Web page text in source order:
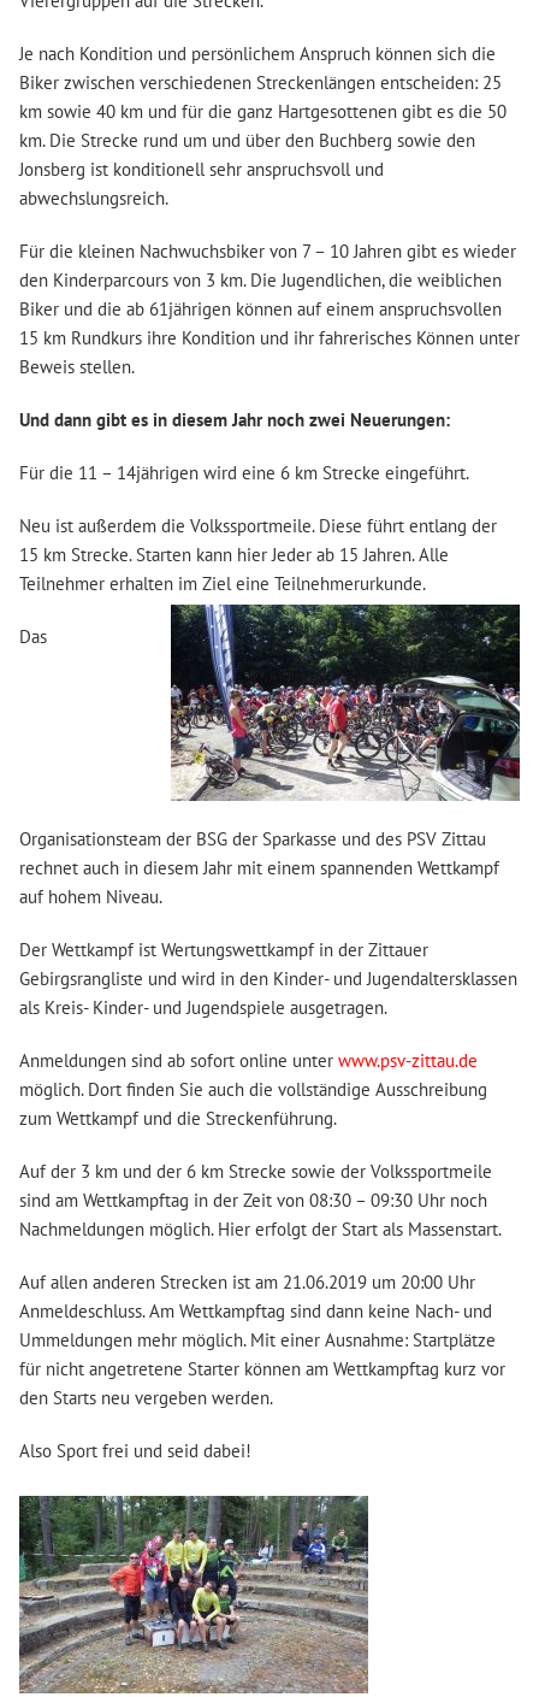
Je nach Kondition und persönlichem Anspruch können sich die
Biker zwischen verschiedenen Streckenlängen entscheiden: 25
km sowie 40 km und für die ganz Hartgesottenen gibt es die 50
km. Die Strecke rund um und über den Buchberg sowie den
Jonsberg ist konditionell sehr anspruchsvoll und
abwechslungsreich.
Für die kleinen Nachwuchsbiker von 7 – 10 Jahren gibt es wieder
den Kinderparcours von 3 km. Die Jugendlichen, die weiblichen
Biker und die ab 61jährigen können auf einem anspruchsvollen
15 km Rundkurs ihre Kondition und ihr fahrerisches Können unter
Beweis stellen.
Und dann gibt es in diesem Jahr noch zwei Neuerungen:
Für die 11 – 14jährigen wird eine 6 km Strecke eingeführt.
Neu ist außerdem die Volkssportmeile. Diese führt entlang der
15 km Strecke. Starten kann hier Jeder ab 15 Jahren. Alle
Teilnehmer erhalten im Ziel eine Teilnehmerurkunde.
Das
Organisationsteam der BSG der Sparkasse und des PSV Zittau
rechnet auch in diesem Jahr mit einem spannenden Wettkampf
auf hohem Niveau.
Der Wettkampf ist Wertungswettkampf in der Zittauer
Gebirgsrangliste und wird in den Kinder- und Jugendaltersklassen
als Kreis- Kinder- und Jugendspiele ausgetragen.
Anmeldungen sind ab sofort online unter www.psv-zittau.de
möglich. Dort finden Sie auch die vollständige Ausschreibung
zum Wettkampf und die Streckenführung.
Auf der 3 km und der 6 km Strecke sowie der Volkssportmeile
sind am Wettkampftag in der Zeit von 08:30 – 09:30 Uhr noch
Nachmeldungen möglich. Hier erfolgt der Start als Massenstart.
Auf allen anderen Strecken ist am 21.06.2019 um 20:00 Uhr
Anmeldeschluss. Am Wettkampftag sind dann keine Nach- und
Ummeldungen mehr möglich. Mit einer Ausnahme: Startplätze
für nicht angetretene Starter können am Wettkampftag kurz vor
den Starts neu vergeben werden.
Also Sport frei und seid dabei!